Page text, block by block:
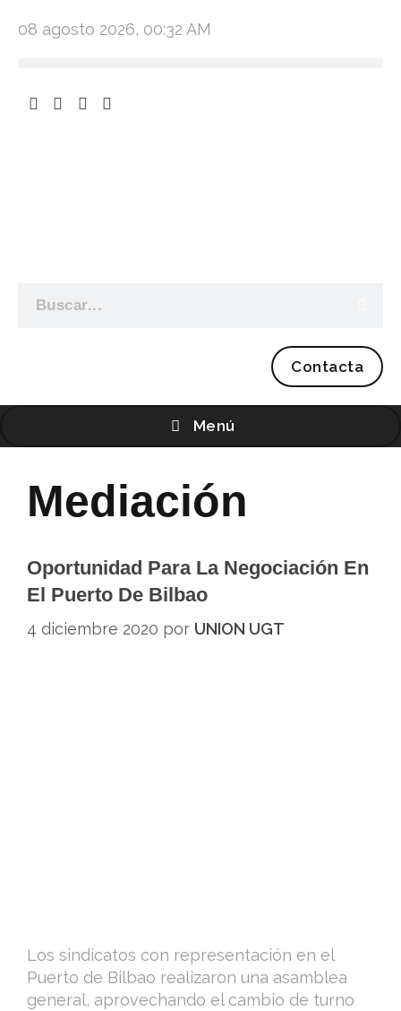
08 agosto 2026, 00:32 AM
Contacta
Menú
Mediación
Oportunidad Para La Negociación En
El Puerto De Bilbao
4 diciembre 2020 por UNION UGT
Los sindicatos con representación en el
Puerto de Bilbao realizaron una asamblea
general, aprovechando el cambio de turno